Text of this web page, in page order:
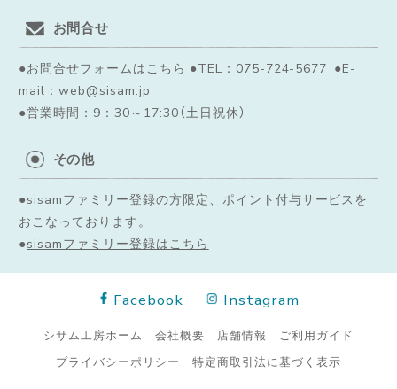
お問合せ
●お問合せフォームはこちら ●TEL：075-724-5677 ●E-
mail：web@sisam.jp
●営業時間：9：30～17:30（土日祝休）
その他
●sisamファミリー登録の方限定、ポイント付与サービスを
おこなっております。
●sisamファミリー登録はこちら
Facebook Instagram
シサム工房ホーム 会社概要 店舗情報
ご利用ガイド
プライバシーポリシー
特定商取引法に基づく表示